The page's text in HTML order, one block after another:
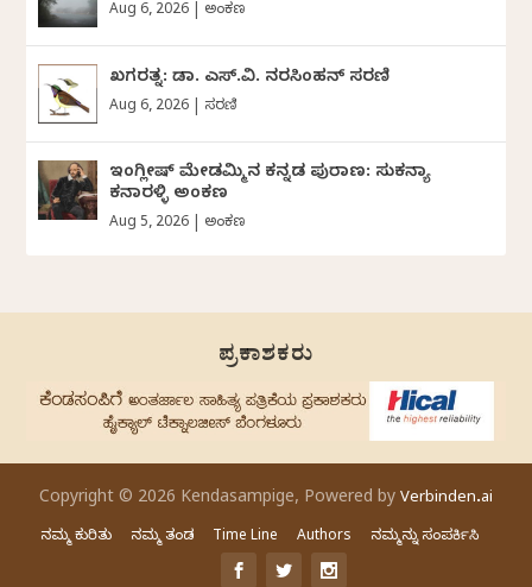
Aug 6, 2026 ಅಂಕಣ
ಖಗರತ್ನ: ಡಾ. ಎಸ್.ವಿ. ನರಸಿಂಹನ್‌‌ ಸರಣಿ
Aug 6, 2026 ಸರಣಿ
ಇಂಗ್ಲೀಷ್ ಮೇಡಮ್ಮಿನ ಕನ್ನಡ ಪುರಾಣ: ಸುಕನ್ಯಾ
ಕನಾರಳ್ಳಿ ಅಂಕಣ
Aug 5, 2026 ಅಂಕಣ
ಪ್ರಕಾಶಕರು
Copyright © 2026 Kendasampige, Powered by Verbinden.ai
ನಮ್ಮ ಕುರಿತು ನಮ್ಮ ತಂಡ Time Line Authors ನಮ್ಮನ್ನು ಸಂಪರ್ಕಿಸಿ